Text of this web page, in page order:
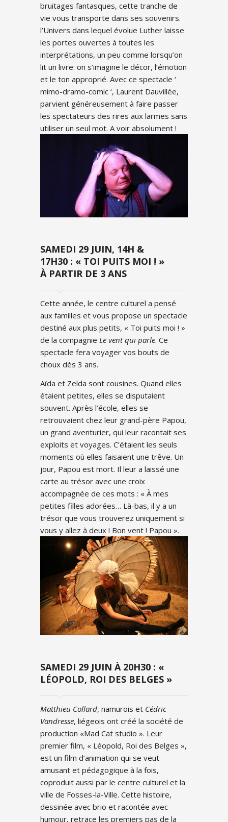
bruitages fantasques, cette tranche de
vie vous transporte dans ses souvenirs.
l’Univers dans lequel évolue Luther laisse
les portes ouvertes à toutes les
interprétations, un peu comme lorsqu’on
lit un livre: on s’imagine le décor, l’émotion
et le ton approprié. Avec ce spectacle ‘
mimo-dramo-comic ‘, Laurent Dauvillée,
parvient généreusement à faire passer
les spectateurs des rires aux larmes sans
utiliser un seul mot. A voir absolument !
SAMEDI 29 JUIN, 14H &
17H30 : « TOI PUITS MOI ! »
À PARTIR DE 3 ANS
Cette année, le centre culturel a pensé
aux familles et vous propose un spectacle
destiné aux plus petits, « Toi puits moi ! »
de la compagnie Le vent qui parle. Ce
spectacle fera voyager vos bouts de
choux dès 3 ans.
Aïda et Zelda sont cousines. Quand elles
étaient petites, elles se disputaient
souvent. Après l’école, elles se
retrouvaient chez leur grand-père Papou,
un grand aventurier, qui leur racontait ses
exploits et voyages. C’étaient les seuls
moments où elles faisaient une trêve. Un
jour, Papou est mort. Il leur a laissé une
carte au trésor avec une croix
accompagnée de ces mots : « À mes
petites filles adorées… Là-bas, il y a un
trésor que vous trouverez uniquement si
vous y allez à deux ! Bon vent ! Papou ».
SAMEDI 29 JUIN À 20H30 : «
LÉOPOLD, ROI DES BELGES »
Matthieu Collard, namurois et Cédric
Vandresse, liégeois ont créé la société de
production «Mad Cat studio ». Leur
premier film, « Léopold, Roi des Belges »,
est un film d’animation qui se veut
amusant et pédagogique à la fois,
coproduit aussi par le centre culturel et la
ville de Fosses-la-Ville. Cette histoire,
dessinée avec brio et racontée avec
humour, retrace les premiers pas de la